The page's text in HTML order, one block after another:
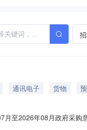
通讯电子 货物
月至2026年08月政府采